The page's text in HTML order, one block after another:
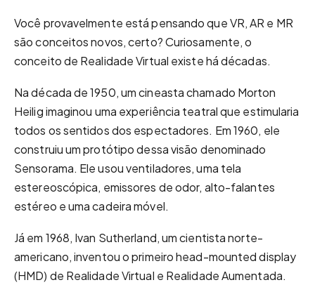
Você provavelmente está pensando que VR, AR e MR
são conceitos novos, certo? Curiosamente, o
conceito de Realidade Virtual existe há décadas.
Na década de 1950, um cineasta chamado Morton
Heilig imaginou uma experiência teatral que estimularia
todos os sentidos dos espectadores. Em 1960, ele
construiu um protótipo dessa visão denominado
Sensorama. Ele usou ventiladores, uma tela
estereoscópica, emissores de odor, alto-falantes
estéreo e uma cadeira móvel.
Já em 1968, Ivan Sutherland, um cientista norte-
americano, inventou o primeiro head-mounted display
(HMD) de Realidade Virtual e Realidade Aumentada.